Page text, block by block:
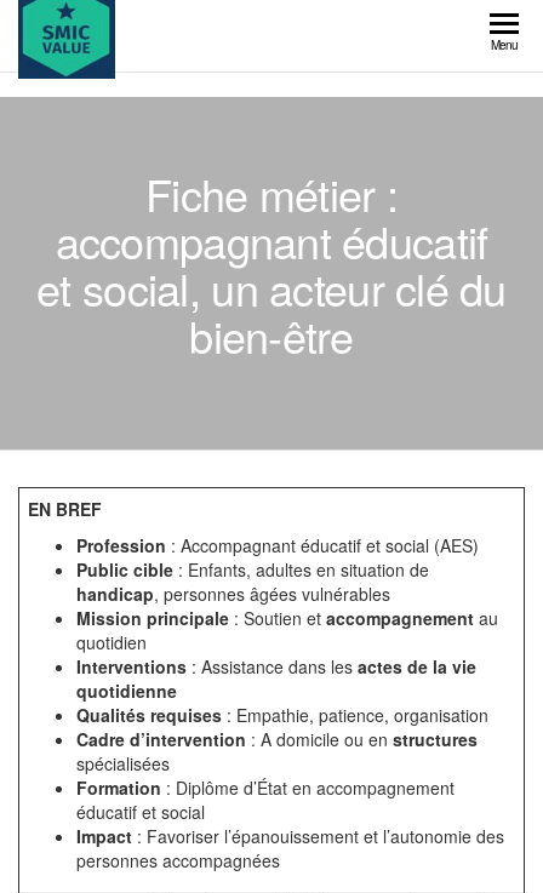
Skip
the
content
value
Menu
Fiche métier :
accompagnant éducatif
et social, un acteur clé du
bien-être
EN BREF
Profession : Accompagnant éducatif et social (AES)
Public cible : Enfants, adultes en situation de
handicap, personnes âgées vulnérables
Mission principale : Soutien et accompagnement au
quotidien
Interventions : Assistance dans les actes de la vie
quotidienne
Qualités requises : Empathie, patience, organisation
Cadre d’intervention : A domicile ou en structures
spécialisées
Formation : Diplôme d’État en accompagnement
éducatif et social
Impact : Favoriser l’épanouissement et l’autonomie des
personnes accompagnées